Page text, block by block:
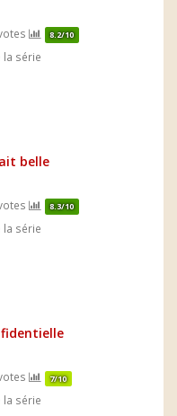
8.2/10
la série
belle
8.3/10
la série
7/10
la série